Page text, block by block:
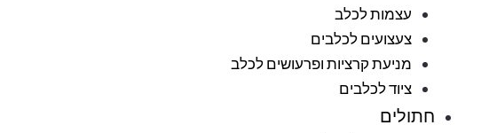
עצמות לכלב
צעצועים לכלבים
מניעת קרציות ופרעושים לכלב
ציוד לכלבים
חתולים